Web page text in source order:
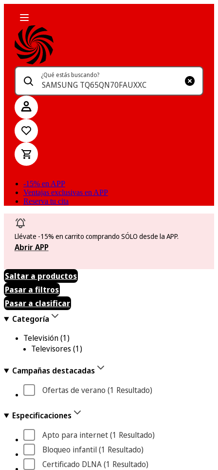
¿Qué estás buscando?
-15% en APP
Ventajas exclusivas en APP
Reserva tu cita
Llévate -15% en carrito comprando SÓLO desde la APP.
Abrir APP
Saltar a productos
Pasar a filtros
Pasar a clasificar
Categoría
Televisión(1)
Televisores (1)
Campañas destacadas
Ofertas de verano (1 Resultado)
Especificaciones
Apto para internet (1 Resultado)
Bloqueo infantil (1 Resultado)
Certificado DLNA (1 Resultado)